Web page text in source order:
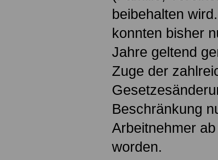
beibehalten
konnten bisher
Jahre geltend
Zuge der
Beschränkung
Arbeitnehmer
worden.